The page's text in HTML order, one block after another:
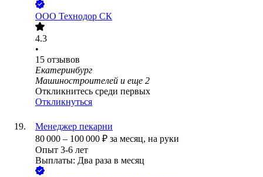
ООО Технодор СК
4.3
•
15 отзывов
Екатеринбург
Машиностроителей и еще 2
Откликнитесь среди первых
Откликнуться
Менеджер пекарни
80 000 – 100 000 ₽ за месяц, на руки
Опыт 3-6 лет
Выплаты: Два раза в месяц